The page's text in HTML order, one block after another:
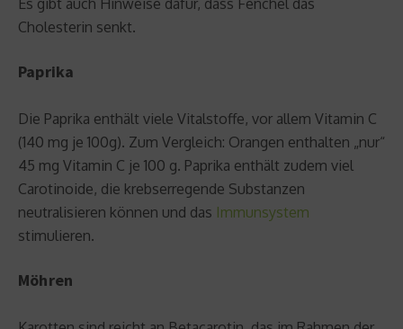
Es gibt auch Hinweise dafür, dass Fenchel das
Cholesterin senkt.
Paprika
Die Paprika enthält viele Vitalstoffe, vor allem Vitamin C
(140 mg je 100g). Zum Vergleich: Orangen enthalten „nur“
45 mg Vitamin C je 100 g. Paprika enthält zudem viel
Carotinoide, die krebserregende Substanzen
neutralisieren können und das Immunsystem
stimulieren.
Möhren